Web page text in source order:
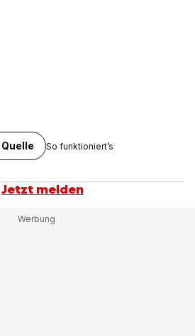
So funktioniert’s
Jetzt melden